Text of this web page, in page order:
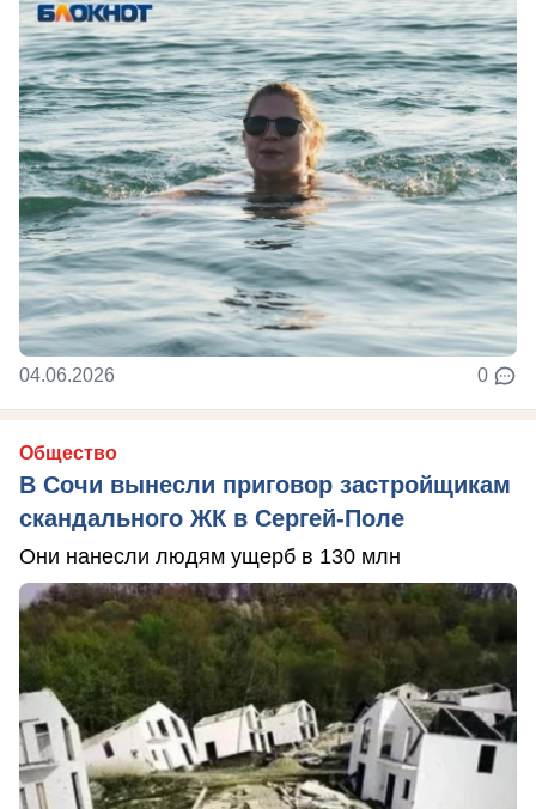
04.06.2026 0
Общество
В Сочи вынесли приговор застройщикам
скандального ЖК в Сергей-Поле
Они нанесли людям ущерб в 130 млн